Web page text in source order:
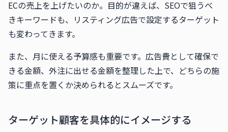
ECの売上を上げたいのか。目的が違えば、SEOで狙うべ
きキーワードも、リスティング広告で設定するターゲット
も変わってきます。
また、月に使える予算感も重要です。広告費として確保で
きる金額、外注に出せる金額を整理した上で、どちらの施
策に重点を置くか決められるとスムーズです。
ターゲット顧客を具体的にイメージする